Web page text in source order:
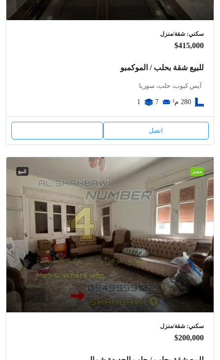
سكني: شقة/منزل
$415,000
للبيع شقة بحلب / الموكمبو
آيس كيوب، حلب، سوريا
280 م² 7
1
اتصل
مميز للبيع
سكني: شقة/منزل
$200,000